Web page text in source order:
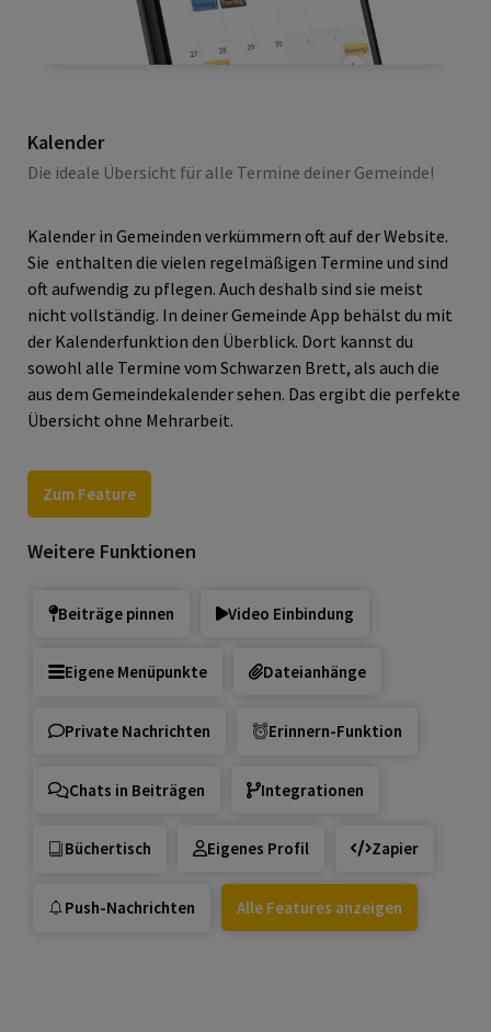
Kalender
Die ideale Übersicht für alle Termine deiner Gemeinde!
Kalender in Gemeinden verkümmern oft auf der Website.
Sie enthalten die vielen regelmäßigen Termine und sind
oft aufwendig zu pflegen. Auch deshalb sind sie meist
nicht vollständig. In deiner Gemeinde App behälst du mit
der Kalenderfunktion den Überblick. Dort kannst du
sowohl alle Termine vom Schwarzen Brett, als auch die
aus dem Gemeindekalender sehen. Das ergibt die perfekte
Übersicht ohne Mehrarbeit.
Zum Feature
Weitere Funktionen
Beiträge pinnen Video Einbindung
Eigene Menüpunkte Dateianhänge
Private Nachrichten Erinnern-Funktion
Chats in Beiträgen Integrationen
Büchertisch Eigenes Profil Zapier
Push-Nachrichten Alle Features anzeigen